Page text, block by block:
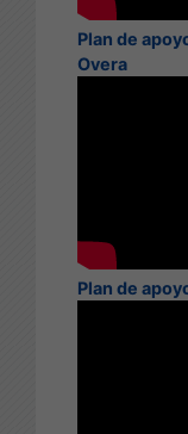
Plan de
Overa
Plan de